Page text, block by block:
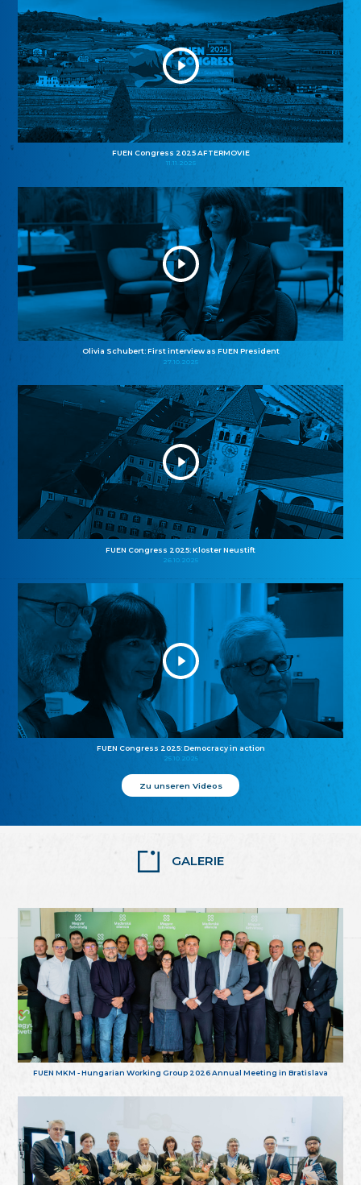
FUEN Congress 2025 AFTERMOVIE
11.11.2025
Olivia Schubert: First interview as FUEN President
27.10.2025
FUEN Congress 2025: Kloster Neustift
26.10.2025
FUEN Congress 2025: Democracy in action
25.10.2025
Zu unseren Videos
GALERIE
FUEN MKM - Hungarian Working Group 2026 Annual Meeting in Bratislava